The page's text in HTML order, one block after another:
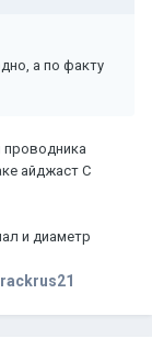
а по факту
проводника
айджаст С
и диаметр